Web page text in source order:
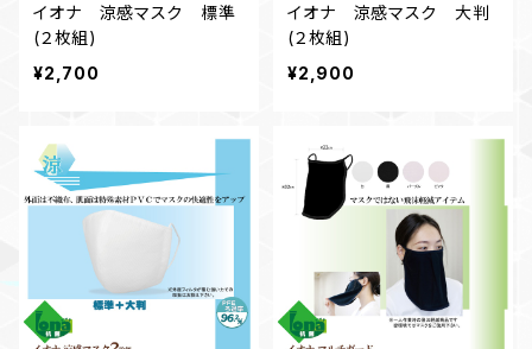
イオナ 涼感マスク 標準
(２枚組)
¥2,700
イオナ 涼感マスク 大判
(２枚組)
¥2,900